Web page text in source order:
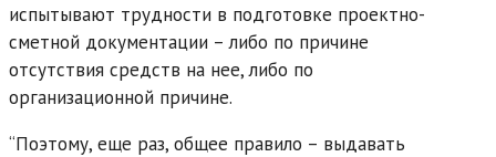
испытывают трудности в подготовке проектно-
сметной документации – либо по причине
отсутствия средств на нее, либо по
организационной причине.
“Поэтому, еще раз, общее правило – выдавать